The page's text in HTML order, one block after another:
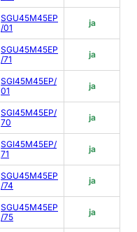
SGU45M45EP
/01
ja
SGU45M45EP
/71
ja
SGI45M45EP/
01
ja
SGI45M45EP/
70
ja
SGI45M45EP/
71
ja
SGU45M45EP
/74
ja
SGU45M45EP
/75
ja